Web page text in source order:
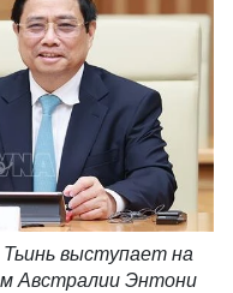
выступает на
Австралии Энтони